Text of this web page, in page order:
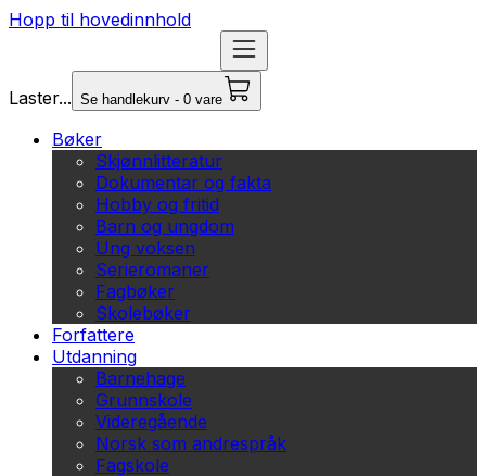
Hopp til hovedinnhold
Laster... Se handlekurv - 0 vare
Bøker
Skjønnlitteratur
Dokumentar og fakta
Hobby og fritid
Barn og ungdom
Ung voksen
Serieromaner
Fagbøker
Skolebøker
Forfattere
Utdanning
Barnehage
Grunnskole
Videregående
Norsk som andrespråk
Fagskole